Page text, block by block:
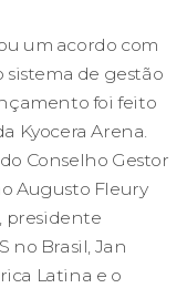
um acordo com
sistema de gestão
foi feito
Kyocera Arena.
Conselho Gestor
Augusto Fleury
presidente
no Brasil, Jan
Latina e o